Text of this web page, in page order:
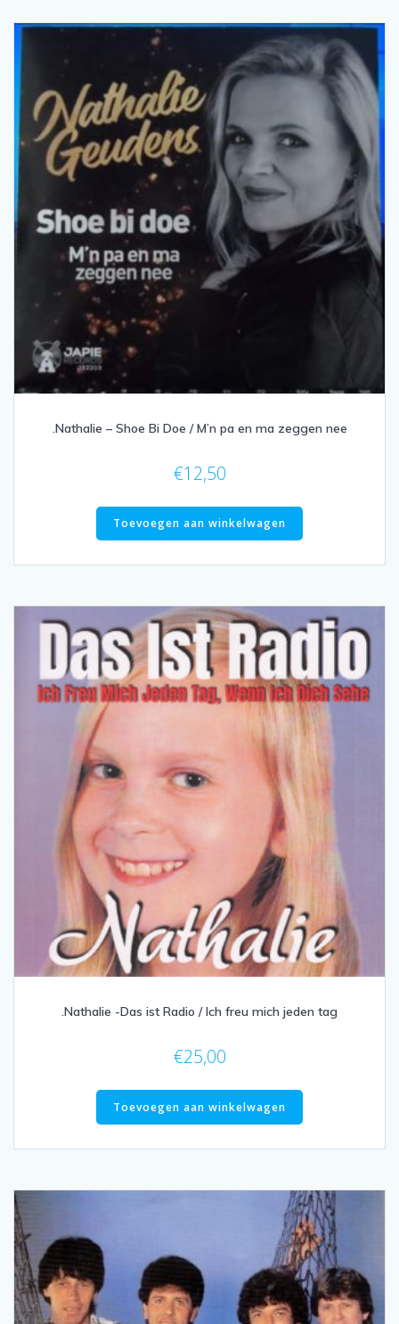
.Nathalie – Shoe Bi Doe / M’n pa en ma zeggen nee
€12,50
Toevoegen aan winkelwagen
.Nathalie -Das ist Radio / Ich freu mich jeden tag
€25,00
Toevoegen aan winkelwagen